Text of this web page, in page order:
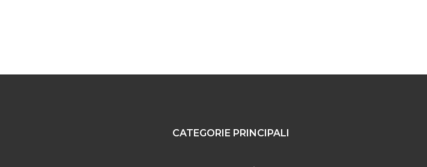
CATEGORIE PRINCIPALI